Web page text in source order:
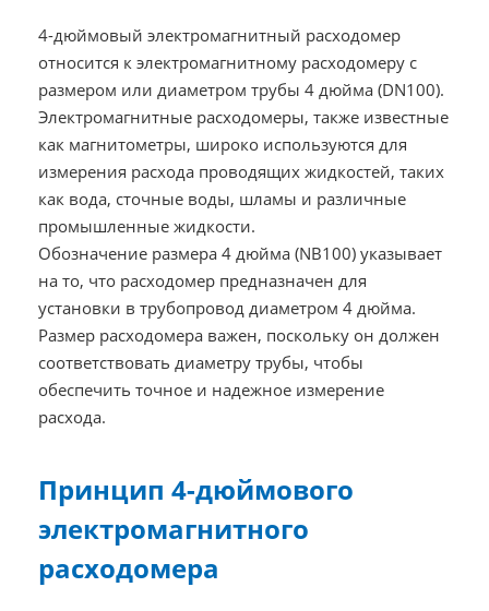
4-дюймовый электромагнитный расходомер
относится к электромагнитному расходомеру с
размером или диаметром трубы 4 дюйма (DN100).
Электромагнитные расходомеры, также известные
как магнитометры, широко используются для
измерения расхода проводящих жидкостей, таких
как вода, сточные воды, шламы и различные
промышленные жидкости.
Обозначение размера 4 дюйма (NB100) указывает
на то, что расходомер предназначен для
установки в трубопровод диаметром 4 дюйма.
Размер расходомера важен, поскольку он должен
соответствовать диаметру трубы, чтобы
обеспечить точное и надежное измерение
расхода.
Принцип 4-дюймового
электромагнитного
расходомера